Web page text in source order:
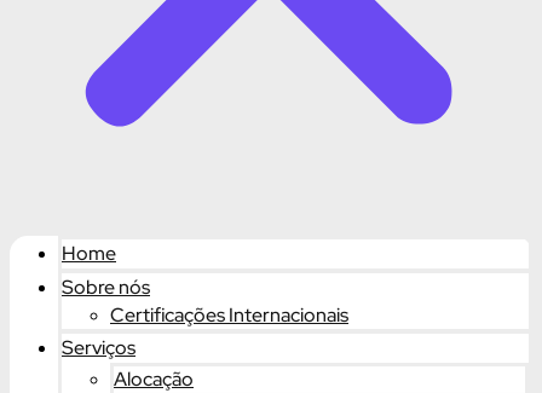
Home
Sobre nós
Certificações Internacionais
Serviços
Alocação